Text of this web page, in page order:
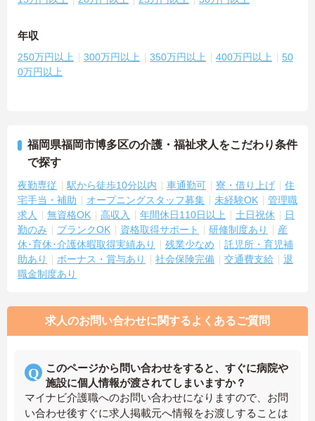
年収
250万円以上 300万円以上 350万円以上 400万円以上
50
0万円以上
福岡県福岡市博多区の介護・福祉求人をこだわり条件
で探す
夜勤専従 駅から徒歩10分以内 車通勤可 寮・借り上げ
住
宅手当・補助
オープニングスタッフ募集 未経験OK
管理職
求人
無資格OK 高収入 年間休日110日以上 土日祝休
日
勤のみ
ブランクOK 資格取得サポート 研修制度あり
産
休･育休･介護休暇取得実績あり
残業少なめ
託児所・育児補
助あり
ボーナス・賞与あり 社会保険完備 交通費支給
退
職金制度あり
求人のお問い合わせに関するよくあるご質問
このページから問い合わせをすると、すぐに病院や
施設に個人情報が渡されてしまいますか？
マイナビ介護職へのお問い合わせになりますので、お問
い合わせ後すぐに求人掲載元へ情報をお渡しすることは